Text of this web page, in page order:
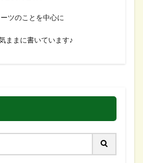
ツのことを中心に
ままに書いています♪